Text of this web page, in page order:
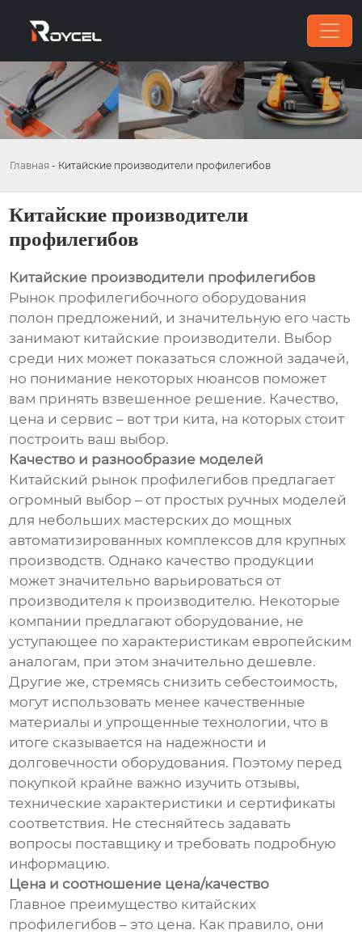
Главная - Китайские производители профилегибов
Китайские производители
профилегибов
Китайские производители профилегибов
Рынок профилегибочного оборудования
полон предложений, и значительную его часть
занимают китайские производители. Выбор
среди них может показаться сложной задачей,
но понимание некоторых нюансов поможет
вам принять взвешенное решение. Качество,
цена и сервис – вот три кита, на которых стоит
построить ваш выбор.
Качество и разнообразие моделей
Китайский рынок профилегибов предлагает
огромный выбор – от простых ручных моделей
для небольших мастерских до мощных
автоматизированных комплексов для крупных
производств. Однако качество продукции
может значительно варьироваться от
производителя к производителю. Некоторые
компании предлагают оборудование, не
уступающее по характеристикам европейским
аналогам, при этом значительно дешевле.
Другие же, стремясь снизить себестоимость,
могут использовать менее качественные
материалы и упрощенные технологии, что в
итоге сказывается на надежности и
долговечности оборудования. Поэтому перед
покупкой крайне важно изучить отзывы,
технические характеристики и сертификаты
соответствия. Не стесняйтесь задавать
вопросы поставщику и требовать подробную
информацию.
Цена и соотношение цена/качество
Главное преимущество китайских
профилегибов – это цена. Как правило, они